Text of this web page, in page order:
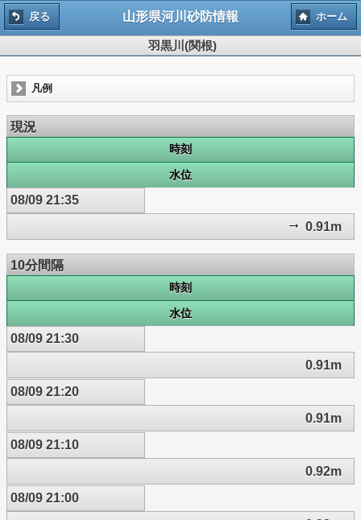
戻る 山形県河川砂防情報 ホーム
羽黒川(関根)
凡例
現況
時刻
水位
08/09 21:35
0.91m
10分間隔
時刻
水位
08/09 21:30
0.91m
08/09 21:20
0.91m
08/09 21:10
0.92m
08/09 21:00